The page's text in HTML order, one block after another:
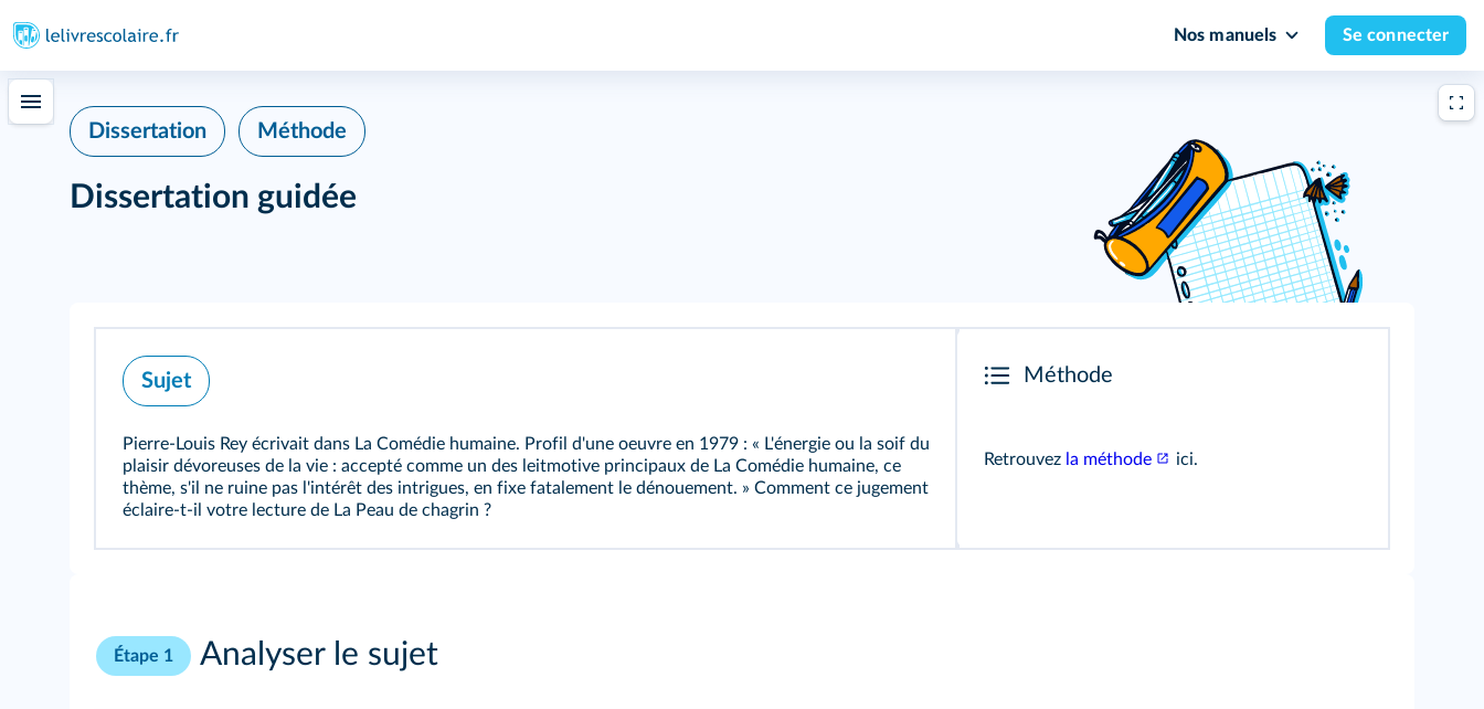
Nos manuels Se connecter
Dissertation Méthode
Dissertation guidée
Sujet
Pierre-Louis Rey écrivait dans La Comédie humaine. Profil d'une oeuvre en 1979 : « L'énergie ou la soif du
plaisir dévoreuses de la vie : accepté comme un des leitmotive principaux de La Comédie humaine, ce
thème, s'il ne ruine pas l'intérêt des intrigues, en fixe fatalement le dénouement. » Comment ce jugement
éclaire-t-il votre lecture de La Peau de chagrin ?
Méthode
Retrouvez la méthode ici.
Étape 1 Analyser le sujet